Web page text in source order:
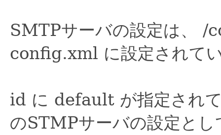
SMTPサーバの設定は、
config.xml に設定されて
id に default が指定され
のSTMPサーバの設定とし